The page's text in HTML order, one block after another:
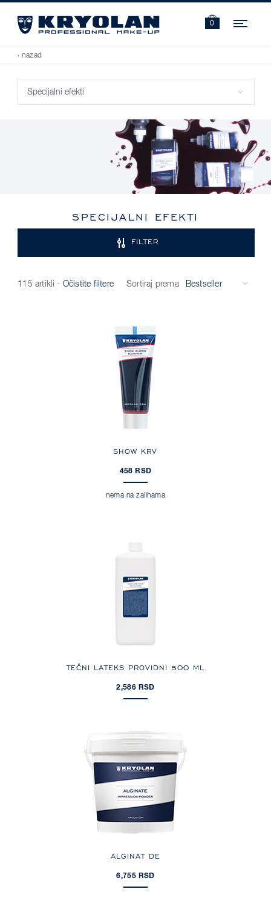
0
‹ nazad
SPECIJALNI EFEKTI
FILTER
115 artikli - Očistite filtere Sortiraj prema
SHOW KRV
458 RSD
nema na zalihama
TEČNI LATEKS PROVIDNI 500 ML
2,586 RSD
ALGINAT DE
6,755 RSD